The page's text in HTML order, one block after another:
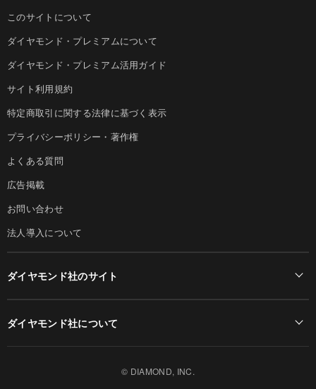
このサイトについて
ダイヤモンド・プレミアムについて
ダイヤモンド・プレミアム活用ガイド
サイト利用規約
特定商取引に関する法律に基づく表示
プライバシーポリシー・著作権
よくある質問
広告掲載
お問い合わせ
法人導入について
ダイヤモンド社のサイト
ダイヤモンド社について
© DIAMOND, INC.